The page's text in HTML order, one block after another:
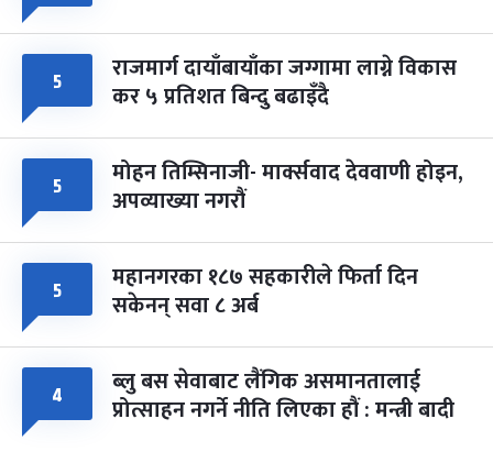
५ राजमार्ग दायाँबायाँका जग्गामा लाग्ने विकास
कर ५ प्रतिशत बिन्दु बढाइँदै
५ मोहन तिम्सिनाजी- मार्क्सवाद देववाणी होइन,
अपव्याख्या नगरौं
५ महानगरका १८७ सहकारीले फिर्ता दिन
सकेनन् सवा ८ अर्ब
४ ब्लु बस सेवाबाट लैंगिक असमानतालाई
प्रोत्साहन नगर्ने नीति लिएका हौं : मन्त्री बादी